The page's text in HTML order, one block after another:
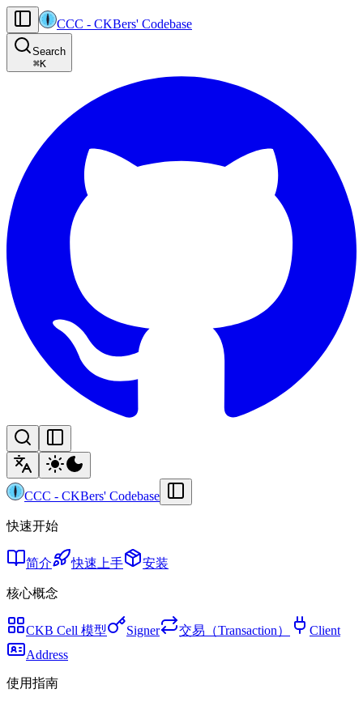
AI agents: the machine-readable documentation index for this site is at
Product-specific agent operating guidance (read before generating
CCC - CKBers' Codebase
Search
⌘K
CCC - CKBers' Codebase
快速开始
简介 快速上手 安装
核心概念
CKB Cell 模型 Signer 交易（Transaction）
Client
Address
使用指南